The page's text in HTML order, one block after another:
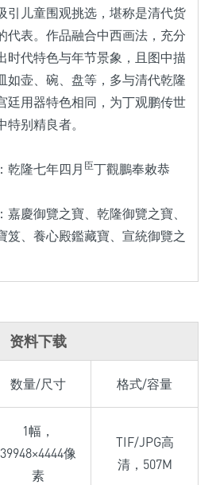
引儿童围观挑选，堪称是清代货
代表。作品融合中西画法，充分
时代特色与年节景象，且图中描
如壶、碗、盘等，多与清代乾隆
廷用器特色相同，为丁观鹏传世
特别精良者。
乾隆七年四月 臣丁觀鵬奉敕恭
嘉慶御覽之寶、乾隆御覽之寶、
笈、養心殿鑑藏寶、宣統御覽之
资料下载
数量/尺寸 格式/容量
1幅，
39948×4444像
素
TIF/JPG高
清，507M